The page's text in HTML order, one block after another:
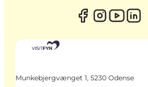
Munkebjergvænget 1, 5230 Odense